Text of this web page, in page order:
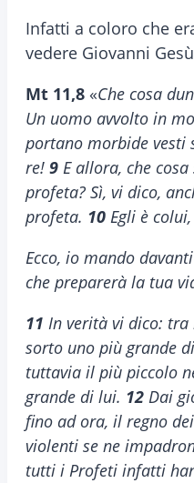
Infatti a coloro che
vedere Giovanni
Mt 11,8 «Che cosa
Un uomo avvolto in
portano morbide vesti
re! 9 E allora, che
profeta? Sì, vi dico,
profeta. 10 Egli è
Ecco, io mando
che preparerà la tua
11 In verità vi dico:
sorto uno più grande
tuttavia il più piccolo
grande di lui. 12 Dai
fino ad ora, il regno
violenti se ne
tutti i Profeti infatti